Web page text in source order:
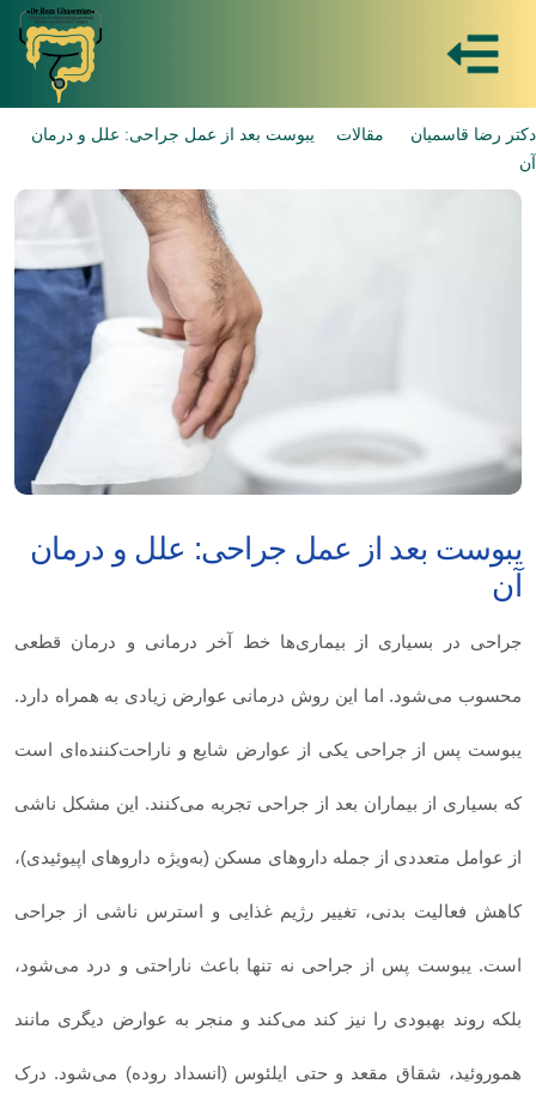
دکتر رضا قاسمیان مقالات
یبوست بعد از عمل جراحی: علل و درمان
آن
یبوست بعد از عمل جراحی: علل و درمان
آن
جراحی در بسیاری از بیماری‌ها خط آخر درمانی و درمان قطعی
محسوب می‌شود. اما این روش درمانی عوارض زیادی به همراه دارد.
یبوست پس از جراحی یکی از عوارض شایع و ناراحت‌کننده‌ای است
که بسیاری از بیماران بعد از جراحی تجربه می‌کنند. این مشکل ناشی
از عوامل متعددی از جمله داروهای مسکن (به‌ویژه داروهای اپیوئیدی)،
کاهش فعالیت بدنی، تغییر رژیم غذایی و استرس ناشی از جراحی
است. یبوست پس از جراحی نه‌ تنها باعث ناراحتی و درد می‌شود،
بلکه روند بهبودی را نیز کند می‌کند و منجر به عوارض دیگری مانند
هموروئید، شقاق مقعد و حتی ایلئوس (انسداد روده) می‌شود. درک